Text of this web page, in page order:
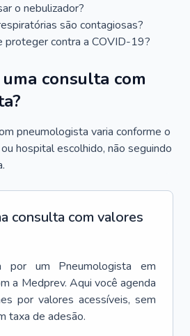
o nebulizador?
são contagiosas?
proteger contra a COVID-19?
consulta com
pneumologista varia conforme o
hospital escolhido, não seguindo
consulta com valores
por um Pneumologista
em
a Medprev. Aqui você agenda
por valores acessíveis, sem
taxa de adesão.